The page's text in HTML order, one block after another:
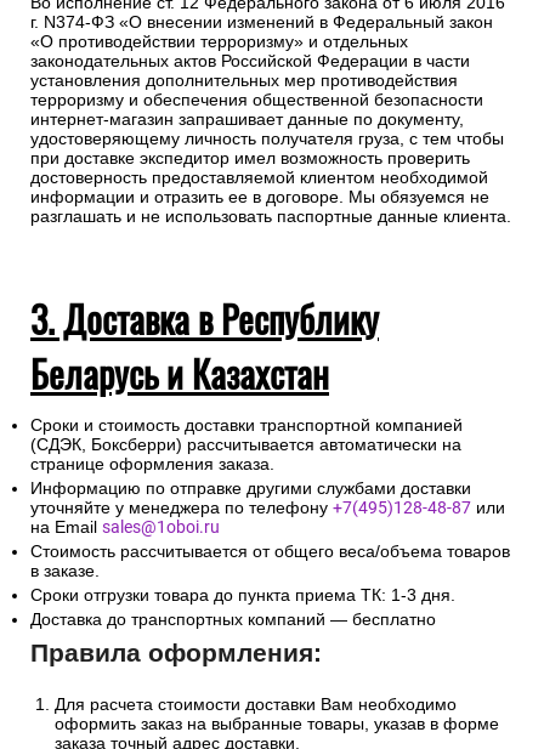
г. N374-ФЗ «О внесении изменений в Федеральный закон
«О противодействии терроризму» и отдельных
законодательных актов Российской Федерации в части
установления дополнительных мер противодействия
терроризму и обеспечения общественной безопасности
интернет-магазин запрашивает данные по документу,
удостоверяющему личность получателя груза, с тем чтобы
при доставке экспедитор имел возможность проверить
достоверность предоставляемой клиентом необходимой
информации и отразить ее в договоре. Мы обязуемся не
разглашать и не использовать паспортные данные клиента.
3. Доставка в Республику
Беларусь и Казахстан
Сроки и стоимость доставки транспортной компанией
(СДЭК, Боксберри) рассчитывается автоматически на
странице оформления заказа.
Информацию по отправке другими службами доставки
уточняйте у менеджера по телефону +7(495)128-48-87 или
на Email sales@1oboi.ru
Стоимость рассчитывается от общего веса/объема товаров
в заказе.
Сроки отгрузки товара до пункта приема ТК: 1-3 дня.
Доставка до транспортных компаний — бесплатно
Правила оформления:
Для расчета стоимости доставки Вам необходимо
оформить заказ на выбранные товары, указав в форме
заказа точный адрес доставки.